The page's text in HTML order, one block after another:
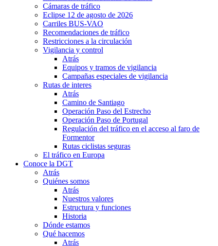
Cámaras de tráfico
Eclipse 12 de agosto de 2026
Carriles BUS-VAO
Recomendaciones de tráfico
Restricciones a la circulación
Vigilancia y control
Atrás
Equipos y tramos de vigilancia
Campañas especiales de vigilancia
Rutas de interes
Atrás
Camino de Santiago
Operación Paso del Estrecho
Operación Paso de Portugal
Regulación del tráfico en el acceso al faro de
Formentor
Rutas ciclistas seguras
El tráfico en Europa
Conoce la DGT
Atrás
Quiénes somos
Atrás
Nuestros valores
Estructura y funciones
Historia
Dónde estamos
Qué hacemos
Atrás